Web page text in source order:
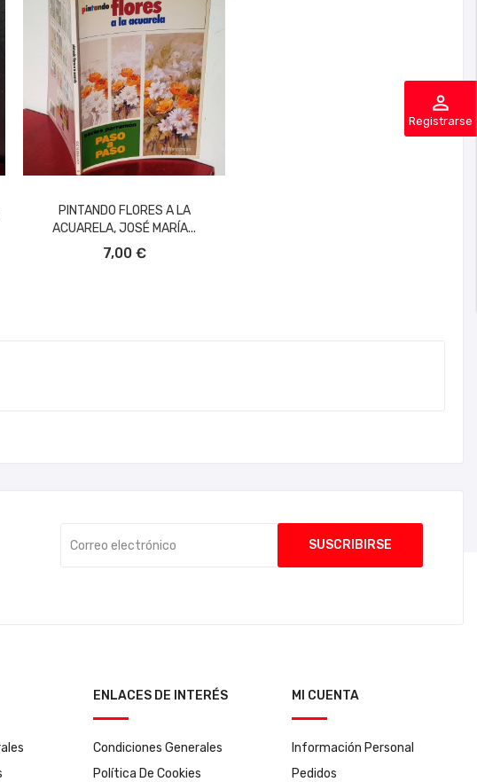
perm_identity
Registrarse
PINTANDO FLORES A LA
ACUARELA, JOSÉ MARÍA...
7,00 €
ENLACES DE INTERÉS
Condiciones Generales
Política De Cookies
MI CUENTA
Información Personal
Pedidos